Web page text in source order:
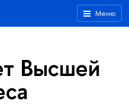
Меню
Высшей